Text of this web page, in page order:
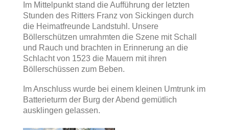
Im Mittelpunkt stand die Aufführung der letzten
Stunden des Ritters Franz von Sickingen durch
die Heimatfreunde Landstuhl. Unsere
Böllerschützen umrahmten die Szene mit Schall
und Rauch und brachten in Erinnerung an die
Schlacht von 1523 die Mauern mit ihren
Böllerschüssen zum Beben.
Im Anschluss wurde bei einem kleinen Umtrunk im
Batterieturm der Burg der Abend gemütlich
ausklingen gelassen.